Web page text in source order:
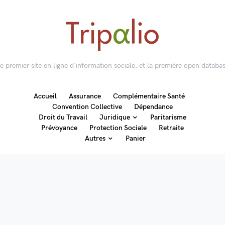
premier site en ligne d'information sociale, et la première open
Accueil Assurance
Complémentaire Santé
Convention Collective
Dépendance
Droit du Travail
Juridique
Paritarisme
Prévoyance
Protection Sociale
Retraite
Autres
Panier